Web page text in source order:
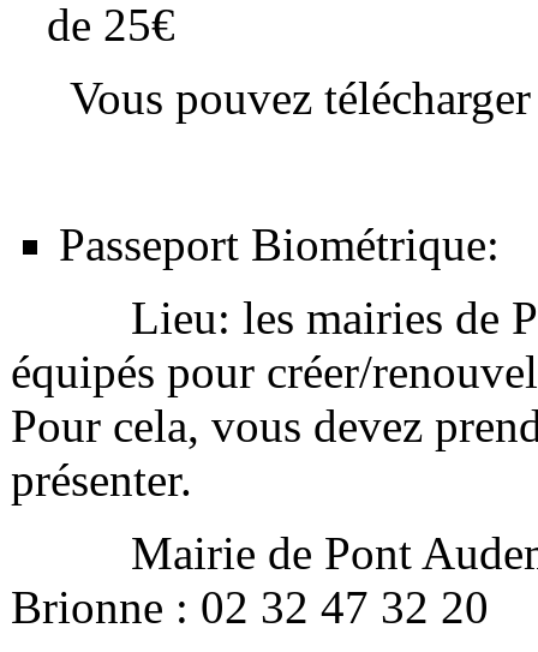
de 25€
Vous pouvez
Passeport Biométrique:
Lieu: les mairies de
équipés pour créer/
Pour cela, vous devez
présenter.
Mairie de Pont
Brionne : 02 32 47 32 20